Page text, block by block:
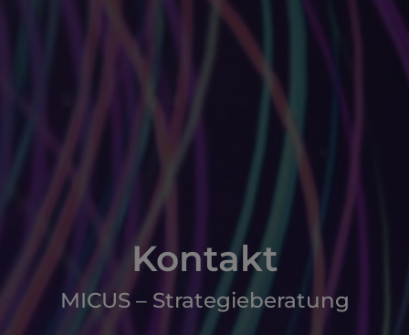
Kontakt
MICUS – Strategieberatung